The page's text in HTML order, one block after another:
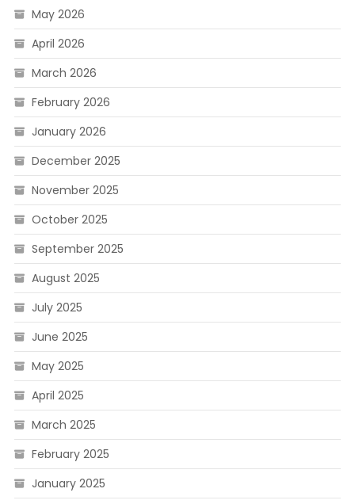
May 2026
April 2026
March 2026
February 2026
January 2026
December 2025
November 2025
October 2025
September 2025
August 2025
July 2025
June 2025
May 2025
April 2025
March 2025
February 2025
January 2025